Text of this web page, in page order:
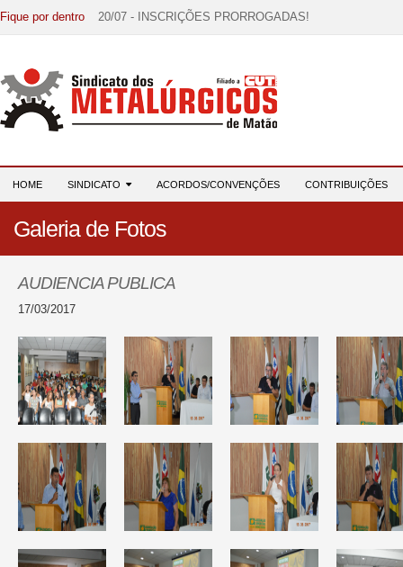
Fique por dentro 20/07 - INSCRIÇÕES PRORROGADAS!
07/07 - Increva-se! Link na descrição!
03/08 - DATA-BASE 2026: HORA DE UNIÃO E
HOME SINDICATO ACORDOS/CONVENÇÕES CONTRIBUIÇÕES
Galeria de Fotos
AUDIENCIA PUBLICA
17/03/2017